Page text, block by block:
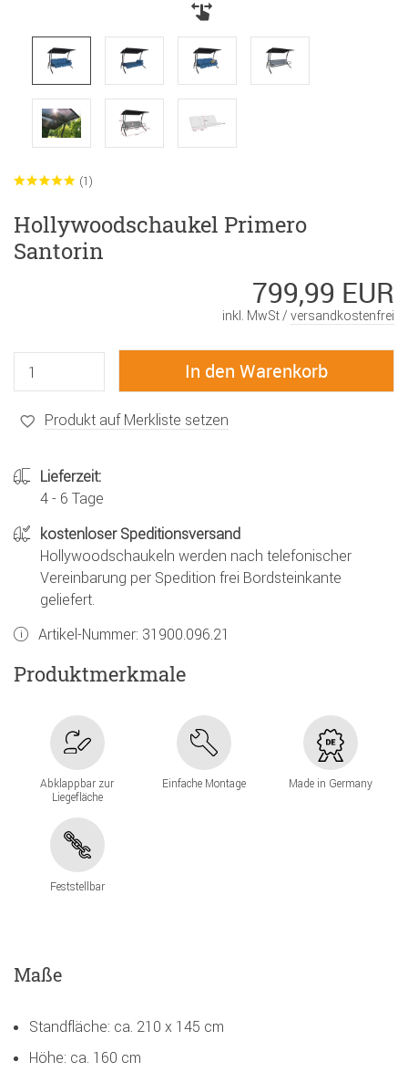
(1)
Hollywoodschaukel Primero
Santorin
799,99 EUR
inkl. MwSt / versandkostenfrei
Produkt auf Merkliste setzen
Lieferzeit:
4 - 6 Tage
kostenloser Speditionsversand
Hollywoodschaukeln werden nach telefonischer
Vereinbarung per Spedition frei Bordsteinkante
geliefert.
Artikel-Nummer: 31900.096.21
Produktmerkmale
Abklappbar zur
Liegefläche
Einfache Montage Made in Germany
Feststellbar
Maße
Standfläche: ca. 210 x 145 cm
Höhe: ca. 160 cm